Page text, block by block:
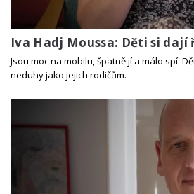
Iva Hadj Moussa: Děti si dají
Jsou moc na mobilu, špatně jí a málo spí.
neduhy jako jejich rodičům.